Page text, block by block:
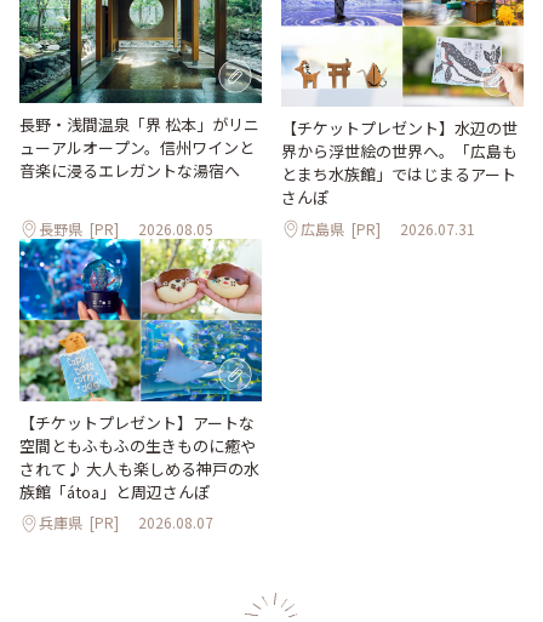
長野・浅間温泉「界 松本」がリニ
ューアルオープン。信州ワインと
音楽に浸るエレガントな湯宿へ
長野県 [PR] 2026.08.05
【チケットプレゼント】水辺の世
界から浮世絵の世界へ。「広島も
とまち水族館」ではじまるアート
さんぽ
広島県 [PR] 2026.07.31
【チケットプレゼント】アートな
空間ともふもふの生きものに癒や
されて♪ 大人も楽しめる神戸の水
族館「átoa」と周辺さんぽ
兵庫県 [PR] 2026.08.07